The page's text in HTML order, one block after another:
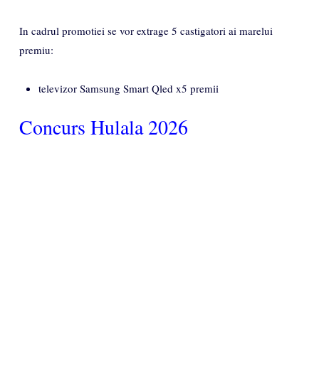
In cadrul promotiei se vor extrage 5 castigatori ai marelui
premiu:
televizor Samsung Smart Qled x5 premii
Concurs Hulala 2026